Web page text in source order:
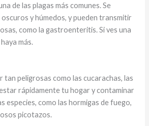
de las plagas más comunes. Se
y húmedos, y pueden transmitir
como la gastroenteritis. Si ves una
más.
tan peligrosas como las cucarachas, las
rápidamente tu hogar y contaminar
especies, como las hormigas de fuego,
picotazos.